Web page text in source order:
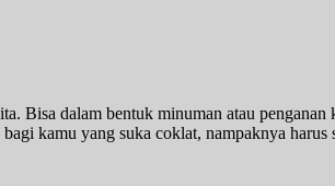
Bisa dalam bentuk minuman atau
kamu yang suka coklat, nampaknya